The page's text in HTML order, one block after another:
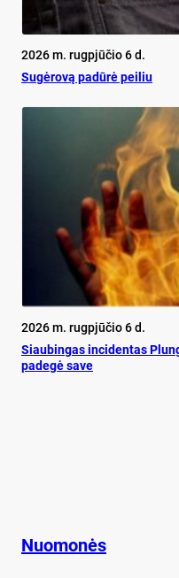
2026 m. rugpjūčio 6 d.
Su­gė­ro­vą pa­dū­rė pei­liu
2026 m. rugpjūčio 6 d.
Siau­bin­gas in­ci­den­tas
pa­de­gė sa­ve
Nuomonės